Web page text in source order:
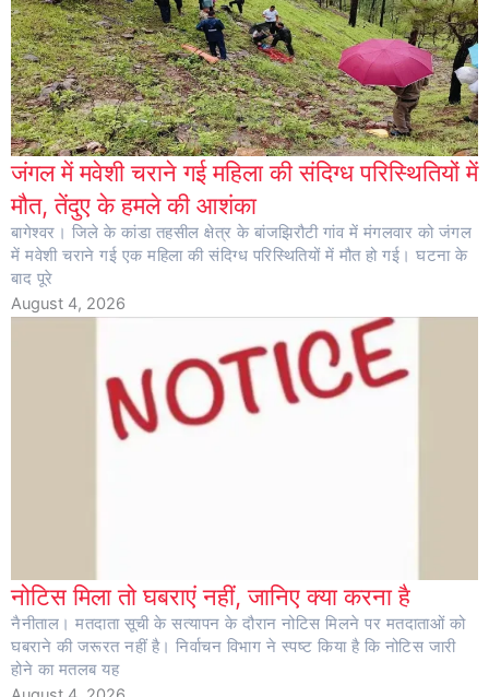
जंगल में मवेशी चराने गई महिला की संदिग्ध परिस्थितियों में
मौत, तेंदुए के हमले की आशंका
बागेश्वर। जिले के कांडा तहसील क्षेत्र के बांजझिरौटी गांव में मंगलवार को जंगल
में मवेशी चराने गई एक महिला की संदिग्ध परिस्थितियों में मौत हो गई। घटना के
बाद पूरे
August 4, 2026
नोटिस मिला तो घबराएं नहीं, जानिए क्या करना है
नैनीताल। मतदाता सूची के सत्यापन के दौरान नोटिस मिलने पर मतदाताओं को
घबराने की जरूरत नहीं है। निर्वाचन विभाग ने स्पष्ट किया है कि नोटिस जारी
होने का मतलब यह